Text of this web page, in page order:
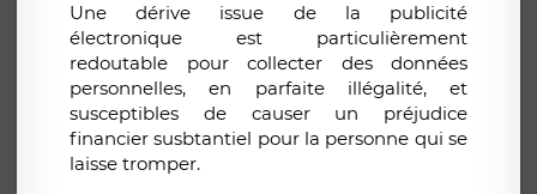
Une dérive issue de la publicité
électronique est particulièrement
redoutable pour collecter des données
personnelles, en parfaite illégalité, et
susceptibles de causer un préjudice
financier susbtantiel pour la personne qui se
laisse tromper.